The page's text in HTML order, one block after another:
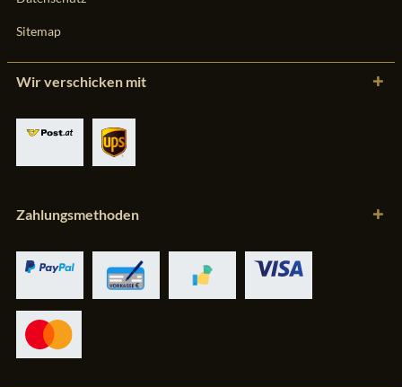
Sitemap
Wir verschicken mit
Zahlungsmethoden